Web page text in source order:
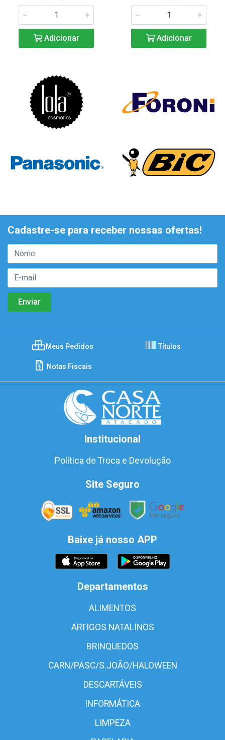
Adicionar Adicionar
Cadastre-se para receber nossas ofertas!
Meus Pedidos Títulos
Notas Fiscais
Institucional
Política de Troca e Devolução
Site Seguro
Baixe já nosso APP
Departamentos
ALIMENTOS
ARTIGOS NATALINOS
BRINQUEDOS
CARN/PASC/S.JOÃO/HALOWEEN
DESCARTÁVEIS
INFORMÁTICA
LIMPEZA